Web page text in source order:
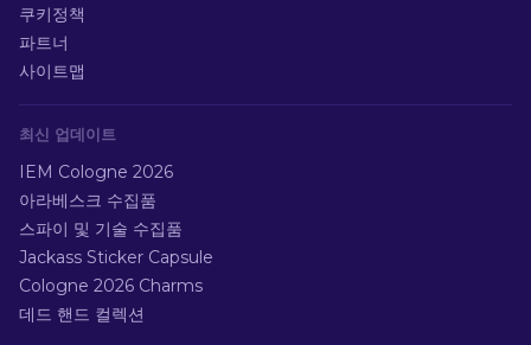
쿠키정책
파트너
사이트맵
최신 업데이트
IEM Cologne 2026
아라베스크 수집품
스파이 및 기술 수집품
Jackass Sticker Capsule
Cologne 2026 Charms
데드 핸드 컬렉션